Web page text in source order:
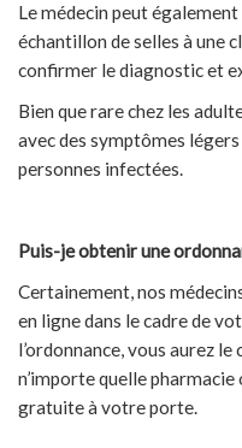
Le médecin peut
échantillon de selles à une
confirmer le diagnostic et
Bien que rare chez les
avec des symptômes
personnes infectées.
Puis-je obtenir une
Certainement, nos
en ligne dans le cadre de
l’ordonnance, vous aurez
n’importe quelle
gratuite à votre porte.